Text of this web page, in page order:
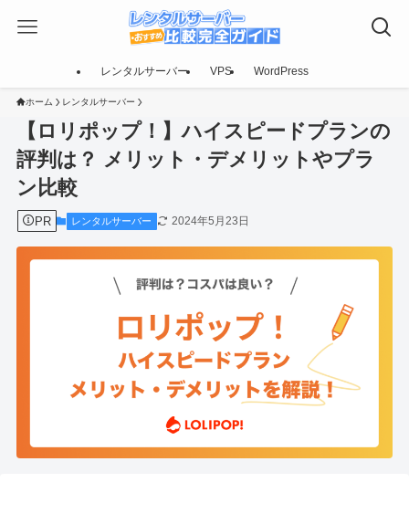
レンタルサーバー VPS WordPress
ホーム レンタルサーバー
【ロリポップ！】ハイスピードプランの
評判は？ メリット・デメリットやプラ
ン比較
PR レンタルサーバー 2024年5月23日